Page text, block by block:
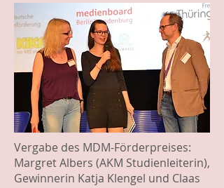
Vergabe des MDM-Förderpreises:
Margret Albers (AKM Studienleiterin),
Gewinnerin Katja Klengel und Claas